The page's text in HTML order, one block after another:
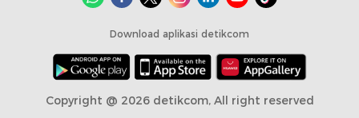
Download aplikasi detikcom
Copyright @ 2026 detikcom, All right reserved